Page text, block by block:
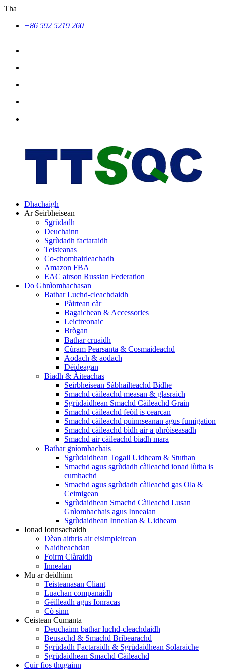
Tha
+86 592 5219 260
Dhachaigh
Ar Seirbheisean
Sgrùdadh
Deuchainn
Sgrùdadh factaraidh
Teisteanas
Co-chomhairleachadh
Amazon FBA
EAC airson Russian Federation
Do Ghnìomhachasan
Bathar Luchd-cleachdaidh
Pàirtean càr
Bagaichean & Accessories
Leictreonaic
Brògan
Bathar cruaidh
Cùram Pearsanta & Cosmaideachd
Aodach & aodach
Dèideagan
Biadh & Àiteachas
Seirbheisean Sàbhailteachd Bidhe
Smachd càileachd measan & glasraich
Sgrùdaidhean Smachd Càileachd Grain
Smachd càileachd feòil is cearcan
Smachd càileachd puinnseanan agus fumigation
Smachd càileachd bìdh air a phròiseasadh
Smachd air càileachd biadh mara
Bathar gnìomhachais
Sgrùdaidhean Togail Uidheam & Stuthan
Smachd agus sgrùdadh càileachd ionad lùtha is
cumhachd
Smachd agus sgrùdadh càileachd gas Ola &
Ceimigean
Sgrùdaidhean Smachd Càileachd Lusan
Gnìomhachais agus Innealan
Sgrùdaidhean Innealan & Uidheam
Ionad Ionnsachaidh
Dèan aithris air eisimpleirean
Naidheachdan
Foirm Clàraidh
Innealan
Mu ar deidhinn
Teisteanasan Cliant
Luachan companaidh
Gèilleadh agus Ionracas
Cò sinn
Ceistean Cumanta
Deuchainn bathar luchd-cleachdaidh
Beusachd & Smachd Brìbearachd
Sgrùdadh Factaraidh & Sgrùdaidhean Solaraiche
Sgrùdaidhean Smachd Càileachd
Cuir fios thugainn